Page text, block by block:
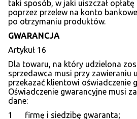
taki sposób, w jaki uiszczał
poprzez przelew na konto
po otrzymaniu produktów.
GWARANCJA
Artykuł 16
Dla towaru, na który udzielona
sprzedawca musi przy zawieraniu
przekazać klientowi oświadczenie
Oświadczenie gwarancyjne musi
dane:
1 firmę i siedzibę gwaranta;